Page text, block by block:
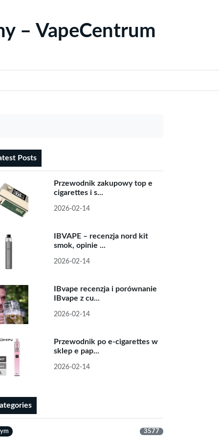
– VapeCentrum
Posts
Przewodnik zakupowy top e
cigarettes i s...
2026-02-14
IBVAPE – recenzja nord kit
smok, opinie ...
2026-02-14
IBvape recenzja i porównanie
IBvape z cu...
2026-02-14
Przewodnik po e-cigarettes w
sklep e pap...
2026-02-14
3577